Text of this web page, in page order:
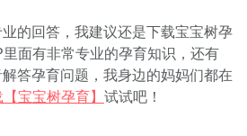
的回答，我建议还是下载宝宝树孕
面有非常专业的孕育知识，还有
答孕育问题，我身边的妈妈们都在
宝宝树孕育】 试试吧！